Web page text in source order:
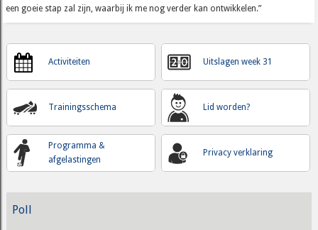
een goeie stap zal zijn, waarbij ik me nog verder kan ontwikkelen.”
Activiteiten
Trainingsschema
Programma &
afgelastingen
Uitslagen week 31
Lid worden?
Privacy verklaring
Poll